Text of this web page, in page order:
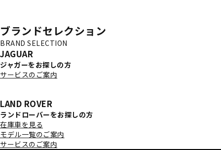
ブランドセレクション
BRAND SELECTION
JAGUAR
ジャガーをお探しの方
サービスのご案内
LAND ROVER
ランドローバーをお探しの方
在庫車を見る
モデル一覧のご案内
サービスのご案内